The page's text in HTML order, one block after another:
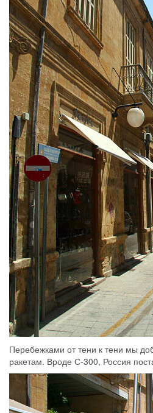
Перебежками от тени к тени мы
ракетам. Вроде С-300, Россия